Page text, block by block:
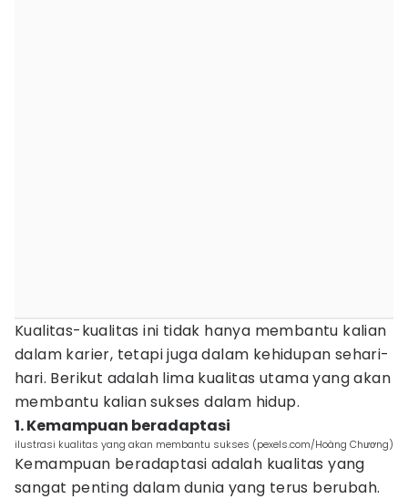
Kualitas-kualitas ini tidak hanya membantu kalian
dalam karier, tetapi juga dalam kehidupan sehari-
hari. Berikut adalah lima kualitas utama yang akan
membantu kalian sukses dalam hidup.
1. Kemampuan beradaptasi
ilustrasi kualitas yang akan membantu sukses (pexels.com/Hoàng Chương)
Kemampuan beradaptasi adalah kualitas yang
sangat penting dalam dunia yang terus berubah.